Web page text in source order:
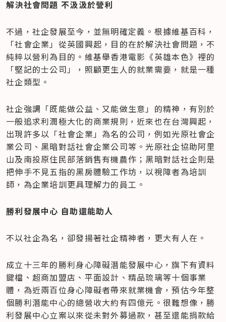
解決社會問題 不汲汲於營利
不過，社企發展至今，並無明確定義。根據維基百科，
「社會企業」從英國興起，目的在於解決社會問題，不
純粹以營利為目的。維基舉香港電影《英雄本色》裡的
「堅記的士公司」，照顧更生人的就業需要，就是一種
社企類型。
社企強調「既能做公益、又能做生意」的精神，有別於
一般追求利潤極大化的商業規則，近來也在台灣興起，
出現許多以「社會企業」為名的公司，例如光原社會企
業公司、黑暗對話社會企業公司等。光原社企協助阿里
山及南投原住民部落銷售有機農作；黑暗對話社企則是
把伸手不見五指的黑房體驗工作坊，以視障者為培訓
師，為企業培訓更具理解力的員工。
勝利發展中心 自助還能助人
不以社企為名，卻發揚著社企精神者，更大有人在。
成立十三年的勝利身心障礙潛能發展中心，旗下有資料
鍵檔、超商加盟店、平面設計、精品琉璃等十個事業
體，為近兩百位身心障礙者帶來就業機會，預估今年整
個勝利潛能中心的總營收大約有四億元。很難想像，勝
利發展中心立案以來從未對外募過款，甚至還能捐款給